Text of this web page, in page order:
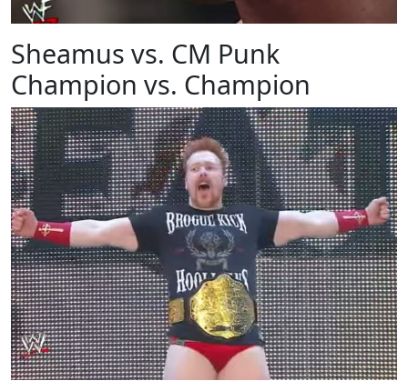
Sheamus vs. CM Punk
Champion vs. Champion